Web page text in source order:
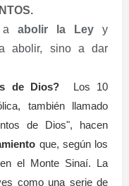
aabolir la Ley y
abolir, sino a dar
de Dios?
Los 10
también llamado
de Dios", hacen
que, según los
el Monte Sinaí. La
como una serie de